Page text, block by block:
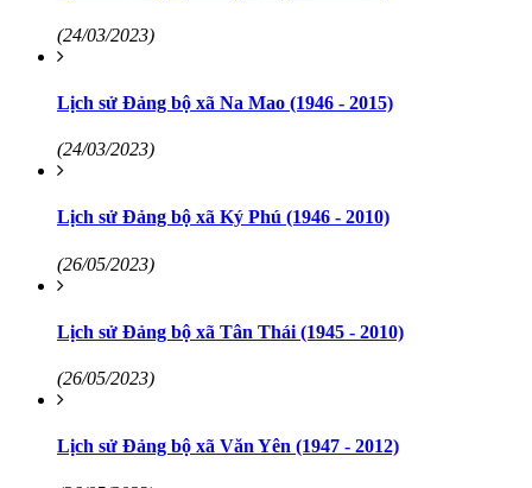
(24/03/2023)
Lịch sử Đảng bộ xã Na Mao (1946 - 2015)
(24/03/2023)
Lịch sử Đảng bộ xã Ký Phú (1946 - 2010)
(26/05/2023)
Lịch sử Đảng bộ xã Tân Thái (1945 - 2010)
(26/05/2023)
Lịch sử Đảng bộ xã Văn Yên (1947 - 2012)